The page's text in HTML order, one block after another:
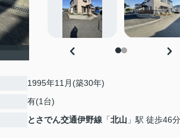
1995年11月(築30年)
有(1台)
とさでん交通伊野線 「北山 」駅 徒歩46分